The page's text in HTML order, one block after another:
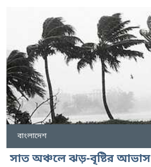
বাংলাদেশ
সাত অঞ্চলে ঝড়-বৃষ্টির আভাস